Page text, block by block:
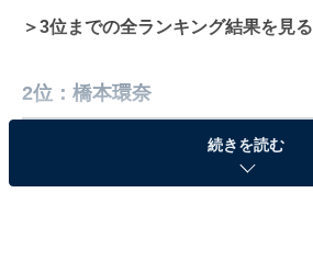
＞3位までの全ランキング結果を見る
2位：橋本環奈
続きを読む